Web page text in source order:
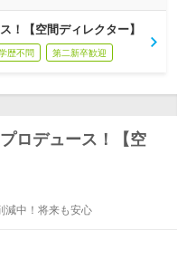
！【空間ディレクター】
歴不問 第二新卒歓迎
ロデュース！【空
減中！将来も安心